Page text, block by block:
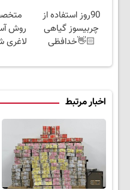
90روز استفاده از
چربیسوز گیاهی
👋🏻خدافظی
خرید با تخفیف
روش
لاغری
اخبار مرتبط